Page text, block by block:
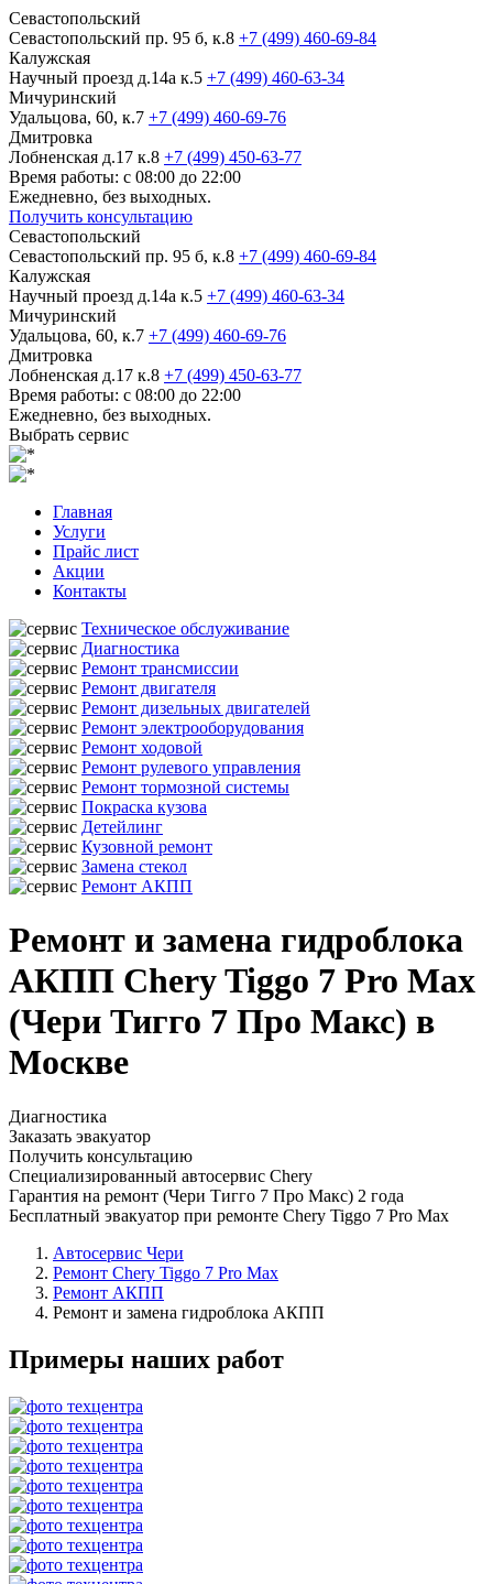
Севастопольский
Севастопольский пр. 95 б, к.8 +7 (499) 460-69-84
Калужская
Научный проезд д.14а к.5 +7 (499) 460-63-34
Мичуринский
Удальцова, 60, к.7 +7 (499) 460-69-76
Дмитровка
Лобненская д.17 к.8 +7 (499) 450-63-77
Время работы: с 08:00 до 22:00
Ежедневно, без выходных.
Получить консультацию
Севастопольский
Севастопольский пр. 95 б, к.8 +7 (499) 460-69-84
Калужская
Научный проезд д.14а к.5 +7 (499) 460-63-34
Мичуринский
Удальцова, 60, к.7 +7 (499) 460-69-76
Дмитровка
Лобненская д.17 к.8 +7 (499) 450-63-77
Время работы: с 08:00 до 22:00
Ежедневно, без выходных.
Выбрать сервис
Главная
Услуги
Прайс лист
Акции
Контакты
Техническое обслуживание
Диагностика
Ремонт трансмиссии
Ремонт двигателя
Ремонт дизельных двигателей
Ремонт электрооборудования
Ремонт ходовой
Ремонт рулевого управления
Ремонт тормозной системы
Покраска кузова
Детейлинг
Кузовной ремонт
Замена стекол
Ремонт АКПП
Ремонт и замена гидроблока
АКПП Chery Tiggo 7 Pro Max
(Чери Тигго 7 Про Макс) в
Москве
Диагностика
Заказать эвакуатор
Получить консультацию
Специализированный автосервис Chery
Гарантия на ремонт (Чери Тигго 7 Про Макс) 2 года
Бесплатный эвакуатор при ремонте Chery Tiggo 7 Pro Max
Автосервис Чери
Ремонт Chery Tiggo 7 Pro Max
Ремонт АКПП
Ремонт и замена гидроблока АКПП
Примеры наших работ